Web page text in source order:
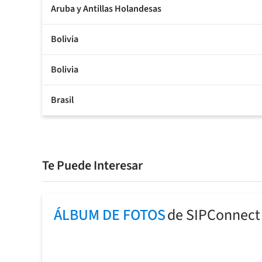
Aruba y Antillas Holandesas
Bolivia
Bolivia
Brasil
Te Puede Interesar
ÁLBUM DE FOTOSde